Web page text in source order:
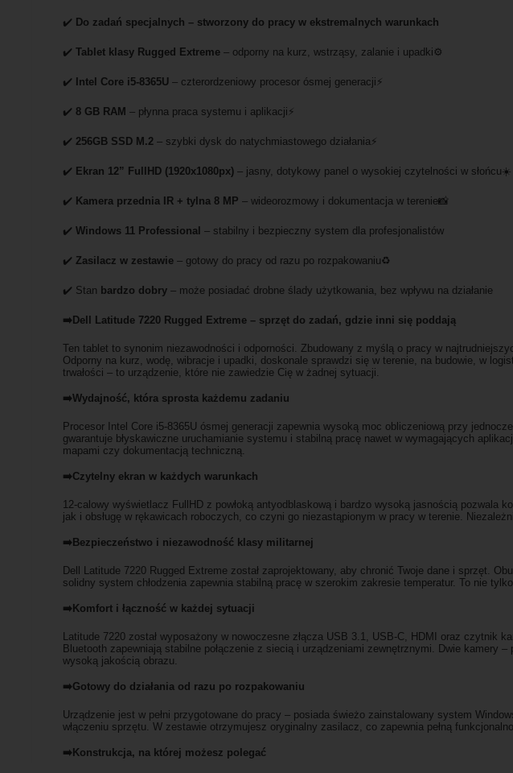
✔️ Do zadań specjalnych – stworzony do pracy w ekstremalnych warunkach
✔️Tablet klasy Rugged Extreme – odporny na kurz, wstrząsy, zalanie i upadki⚙️
✔️ Intel Core i5-8365U – czterordzeniowy procesor ósmej generacji⚡
✔️ 8 GB RAM – płynna praca systemu i aplikacji⚡
✔️ 256GB SSD M.2 – szybki dysk do natychmiastowego działania⚡
✔️ Ekran 12” FullHD (1920x1080px) – jasny, dotykowy panel o wysokiej czytelności w słońcu☀️
✔️ Kamera przednia IR + tylna 8 MP – wideorozmowy i dokumentacja w terenie📸
✔️Windows 11 Professional – stabilny i bezpieczny system dla profesjonalistów
✔️Zasilacz w zestawie – gotowy do pracy od razu po rozpakowaniu♻️
✔️ Stan bardzo dobry – może posiadać drobne ślady użytkowania, bez wpływu na działanie
➡️Dell Latitude 7220 Rugged Extreme – sprzęt do zadań, gdzie inni się poddają
Ten tablet to synonim niezawodności i odporności. Zbudowany z myślą o pracy w
Odporny na kurz, wodę, wibracje i upadki, doskonale sprawdzi się w terenie, na budowie, w
trwałości – to urządzenie, które nie zawiedzie Cię w żadnej sytuacji.
➡️Wydajność, która sprosta każdemu zadaniu
Procesor Intel Core i5-8365U ósmej generacji zapewnia wysoką moc obliczeniową przy
gwarantuje błyskawiczne uruchamianie systemu i stabilną pracę nawet w wymagających
mapami czy dokumentacją techniczną.
➡️Czytelny ekran w każdych warunkach
12-calowy wyświetlacz FullHD z powłoką antyodblaskową i bardzo wysoką jasnością pozwala
jak i obsługę w rękawicach roboczych, co czyni go niezastąpionym w pracy w terenie.
➡️Bezpieczeństwo i niezawodność klasy militarnej
Dell Latitude 7220 Rugged Extreme został zaprojektowany, aby chronić Twoje dane i sprzęt.
solidny system chłodzenia zapewnia stabilną pracę w szerokim zakresie temperatur. To nie
➡️Komfort i łączność w każdej sytuacji
Latitude 7220 został wyposażony w nowoczesne złącza USB 3.1, USB-C, HDMI oraz czytnik
Bluetooth zapewniają stabilne połączenie z siecią i urządzeniami zewnętrznymi. Dwie
wysoką jakością obrazu.
➡️Gotowy do działania od razu po rozpakowaniu
Urządzenie jest w pełni przygotowane do pracy – posiada świeżo zainstalowany system
włączeniu sprzętu. W zestawie otrzymujesz oryginalny zasilacz, co zapewnia pełną
➡️Konstrukcja, na której możesz polegać